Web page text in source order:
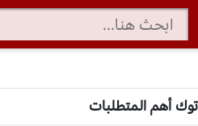
أهم المتطلبات